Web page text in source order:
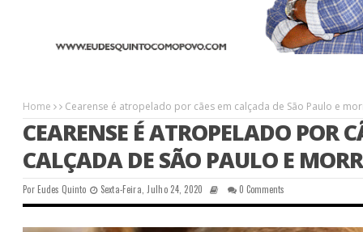
Home Cearense é atropelado por cães em calçada de São Paulo e
CEARENSE É ATROPELADO POR
CALÇADA DE SÃO PAULO E
PorEudes Quinto Sexta-Feira, Julho 24, 2020 0 Comments